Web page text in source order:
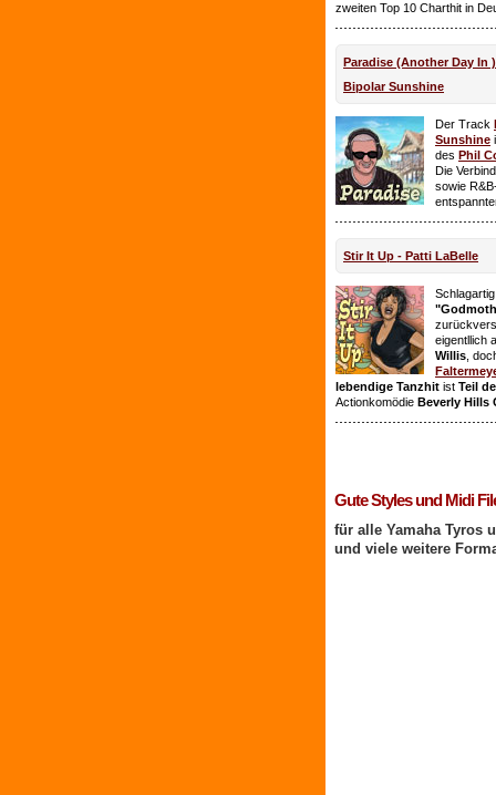
zweiten Top 10 Charthit in
Paradise (Another Day In
Bipolar Sunshine
Der Track
Sunshine
des Phil
Die
sowie
Stir It Up - Patti LaBelle
eigentllich
Willis ,
lebendige Tanzhit ist Teil
Actionkomödie Beverly Hills
Gute Styles und Midi
für alle Yamaha Tyros
und viele weitere